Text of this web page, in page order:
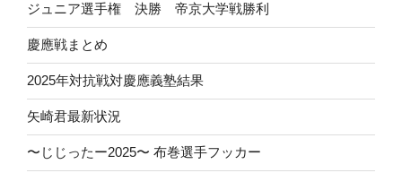
ジュニア選手権 決勝 帝京大学戦勝利
慶應戦まとめ
2025年対抗戦対慶應義塾結果
矢崎君最新状況
〜じじったー2025〜 布巻選手フッカー